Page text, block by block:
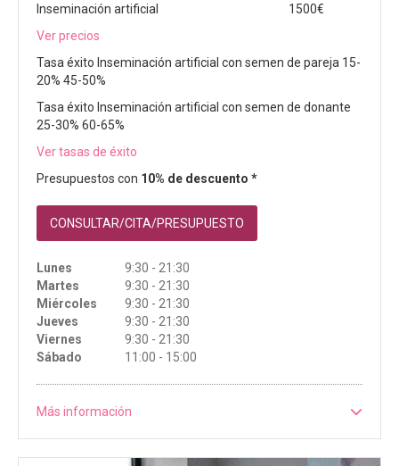
Inseminación artificial
1500€
Ver precios
Tasa éxito Inseminación artificial con semen de pareja 15-
20% 45-50%
Tasa éxito Inseminación artificial con semen de donante
25-30% 60-65%
Ver tasas de éxito
Presupuestos con 10% de descuento *
CONSULTAR/CITA/PRESUPUESTO
Lunes
9:30 - 21:30
Martes
9:30 - 21:30
Miércoles
9:30 - 21:30
Jueves
9:30 - 21:30
Viernes
9:30 - 21:30
Sábado
11:00 - 15:00
Más información